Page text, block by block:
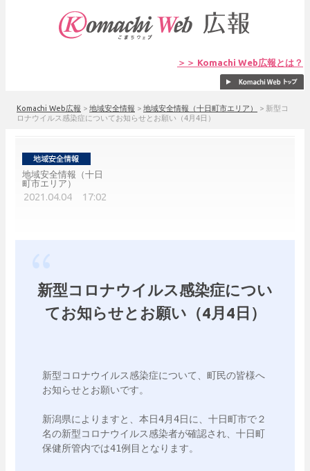
＞＞ Komachi Web広報とは？
Komachi Web広報 > 地域安全情報 > 地域安全情報（十日町市エリア） > 新型コ
ロナウイルス感染症についてお知らせとお願い（4月4日）
地域安全情報（十日
町市エリア）
2021.04.04 17:02
新型コロナウイルス感染症につい
てお知らせとお願い（4月4日）
新型コロナウイルス感染症について、町民の皆様へ
お知らせとお願いです。
新潟県によりますと、本日4月4日に、十日町市で２
名の新型コロナウイルス感染者が確認され、十日町
保健所管内では41例目となります。